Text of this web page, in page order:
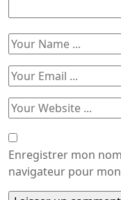
Enregistrer mon
navigateur pour